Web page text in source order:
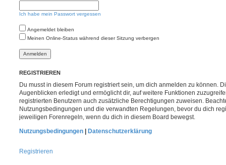
Ich habe mein Passwort vergessen
Angemeldet bleiben
Meinen Online-Status während dieser Sitzung verbergen
REGISTRIEREN
Du musst in diesem Forum registriert sein, um dich anmelden zu können.
Augenblicken erledigt und ermöglicht dir, auf weitere Funktionen
registrierten Benutzern auch zusätzliche Berechtigungen zuweisen.
Nutzungsbedingungen und die verwandten Regelungen, bevor du dich
jeweiligen Forenregeln, wenn du dich in diesem Board bewegst.
Nutzungsbedingungen | Datenschutzerklärung
Registrieren